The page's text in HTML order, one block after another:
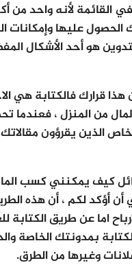
التدوين هو رقم 1 في القائمة لأنه
الحصول عليها وإمكانات
هو أحد الأشكال
هذا قرارك فالكتابة هي
من المنزل ، فعندما
الذين يقرؤون
كيف يمكنني كسب
أن أؤكد لكم ، أن هذه
اما عن طريق الكتابة
بمدونتك الخاصة
وغيرها من الطرق.